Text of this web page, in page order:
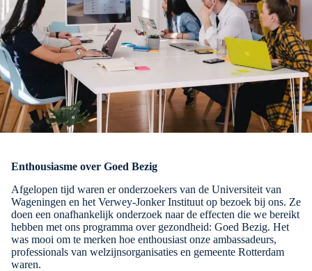
Enthousiasme over Goed Bezig
Afgelopen tijd waren er onderzoekers van de Universiteit van
Wageningen en het Verwey-Jonker Instituut op bezoek bij ons. Ze
doen een onafhankelijk onderzoek naar de effecten die we bereikt
hebben met ons programma over gezondheid: Goed Bezig. Het
was mooi om te merken hoe enthousiast onze ambassadeurs,
professionals van welzijnsorganisaties en gemeente Rotterdam
waren.